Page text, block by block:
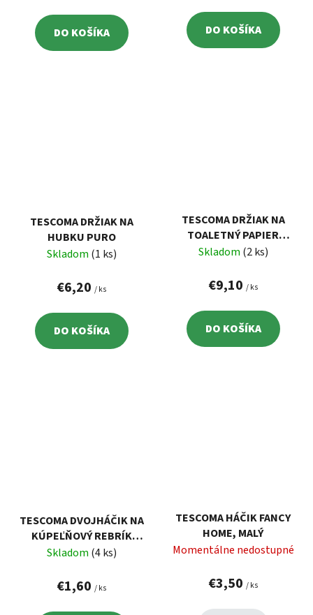
DO KOŠÍKA DO KOŠÍKA
TESCOMA DRŽIAK NA
HUBKU PURO
Skladom (1 ks)
€6,20 / ks
DO KOŠÍKA
TESCOMA DRŽIAK NA
TOALETNÝ PAPIER
LAGOON
Skladom (2 ks)
€9,10 / ks
DO KOŠÍKA
TESCOMA DVOJHÁČIK NA
KÚPEĽŇOVÝ REBRÍK
LAGOON
Skladom (4 ks)
€1,60 / ks
TESCOMA HÁČIK FANCY
HOME, MALÝ
Momentálne nedostupné
€3,50 / ks